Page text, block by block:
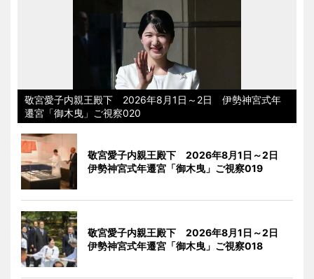
敬宮愛子内親王殿下 2026年8月1日～2日 伊勢神宮式年
遷宮「御木曳」ご視察020
敬宮愛子内親王殿下 2026年8月1日～2日
伊勢神宮式年遷宮「御木曳」ご視察019
敬宮愛子内親王殿下 2026年8月1日～2日
伊勢神宮式年遷宮「御木曳」ご視察018